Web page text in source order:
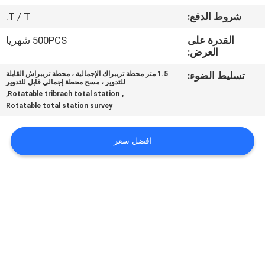
اتصل
اطلب
خريطة
الموقع
شروط الدفع:
T / T.
القدرة على
العرض:
500PCS شهريا
تسليط الضوء:
1.5 متر محطة تريبراك الإجمالية ، محطة تريبراش القابلة
للتدوير ، مسح محطة إجمالي قابل للتدوير
,
Rotatable tribrach total station
,
Rotatable total station survey
افضل سعر